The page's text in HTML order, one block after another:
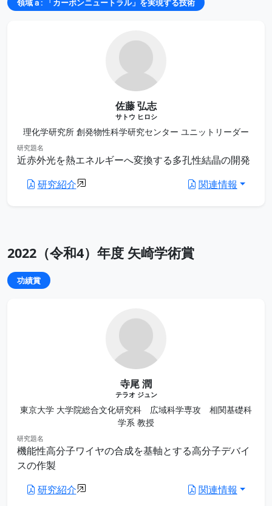
領域ａ: 「カーボンニュートラル」を実現する技術
佐藤 弘志
サトウ ヒロシ
理化学研究所 創発物性科学研究センター ユニットリーダー
研究題名
近赤外光を熱エネルギーへ変換する多孔性結晶の開発
研究紹介
関連情報
2022（令和4）年度 矢崎学術賞
功績賞
寺尾 潤
テラオ ジュン
東京大学 大学院総合文化研究科 広域科学専攻 相関基礎科
学系 教授
研究題名
機能性高分子ワイヤの合成を基軸とする高分子デバイ
スの作製
研究紹介
関連情報